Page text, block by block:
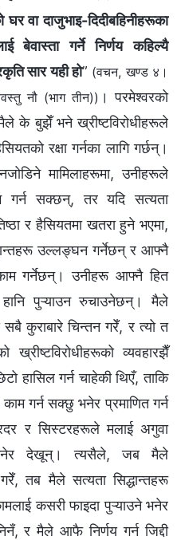
वा दाजुभाइ-दिदीबहिनीहरूका
बेवास्ता गर्ने निर्णय कहिल्यै
सार यही हो” (वचन, खण्ड ४।
नौ (भाग तीन)) । परमेश्‍वरको
के बुझेँ भने ख्रीष्टविरोधीहरूले
रक्षा गर्नका लागि गर्छन्।
मामिलाहरूमा, उनीहरूले
गर्न सक्छन्, तर यदि सत्यता
र हैसियतमा खतरा हुने भएमा,
उल्लङ्घन गर्नेछन् र आफ्नै
गर्नेछन्। उनीहरू आफ्नै हित
हानि पुऱ्याउन रुचाउनेछन्। मैले
कुराबारे चिन्तन गरेँ, र त्यो त
व्यवहारझैँ
हासिल गर्न चाहेकी थिएँ, ताकि
गर्न सक्छु भनेर प्रमाणित गर्न
र सिस्टरहरूले मलाई अगुवा
देखून्। त्यसैले, जब मैले
तब मैले सत्यता सिद्धान्तहरू
कसरी फाइदा पुऱ्याउने भनेर
र मैले आफै निर्णय गर्न जिद्दी